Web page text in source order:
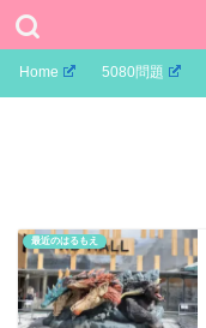
Home 5080問題
最近のはるもえ